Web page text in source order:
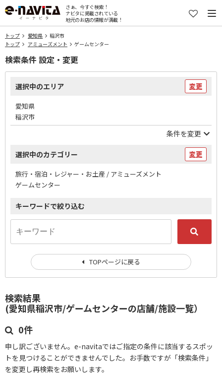
さぁ、今すぐ検索！
ナビタに掲載されている
地元のお店の情報が満載！
トップ 愛知県
稲沢市
トップ
アミューズメント ゲームセンター
検索結果
(愛知県稲沢市/ゲームセンターの店舗/施設一覧）
0件
申し訳ございません。e-navitaではご指定の条件に該当するスポッ
トを見つけることができませんでした。お手数ですが「検索条件」
を変更し再検索をお願いします。
検索条件 設定・変更
選択中のエリア 変更
愛知県
稲沢市
条件を変更
選択中のカテゴリー 変更
旅行・宿泊・レジャー・お土産 / アミューズメント
ゲームセンター
キーワードで絞り込む
TOPページに戻る